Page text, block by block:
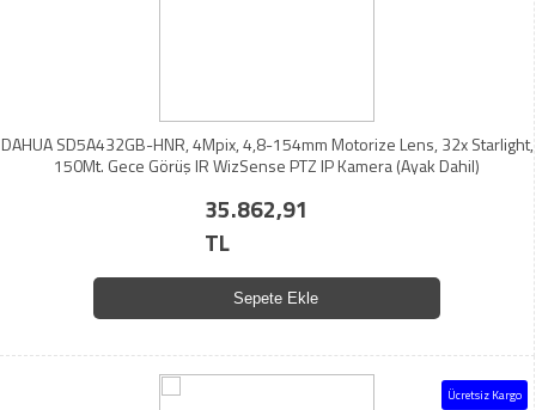
DAHUA SD5A432GB-HNR, 4Mpix, 4,8-154mm Motorize Lens, 32x Starlight,
150Mt. Gece Görüş IR WizSense PTZ IP Kamera (Ayak Dahil)
35.862,91
TL
Sepete Ekle
Ücretsiz Kargo